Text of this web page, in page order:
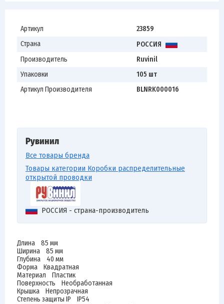
Артикул
23859
Страна
РОССИЯ
Производитель
Ruvinil
Упаковки
105 шт
Артикул Производителя
BLNRK000016
Рувинил
Все товары бренда
Товары категории Коробки распределительные
открытой проводки
РОССИЯ - страна-производитель
Длина 85 мм
Ширина 85 мм
Глубина 40 мм
Форма Квадратная
Материал Пластик
Поверхность Необработанная
Крышка Непрозрачная
Степень защиты IP IP54